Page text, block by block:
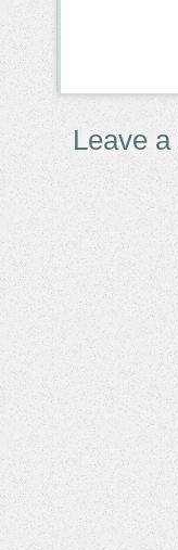
Leave